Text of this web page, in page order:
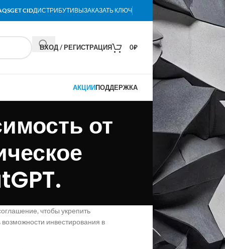
GET CIDДИСТРИБУТИВЫЗАКАЗАТЬ КЛЮЧ
ВХОД / РЕГИСТРАЦИЯ 0₽
АКЦИИПОДДЕРЖКА
от
чтобы укрепить
возможности инвестирования в